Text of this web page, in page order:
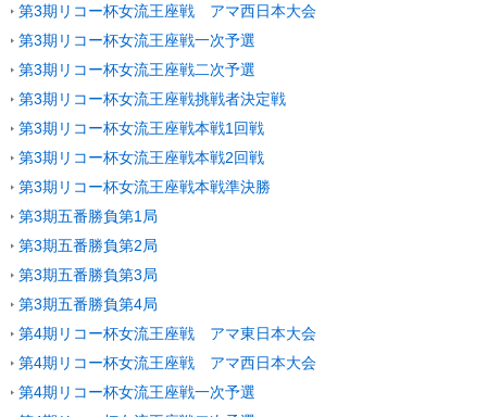
第3期リコー杯女流王座戦 アマ西日本大会
第3期リコー杯女流王座戦一次予選
第3期リコー杯女流王座戦二次予選
第3期リコー杯女流王座戦挑戦者決定戦
第3期リコー杯女流王座戦本戦1回戦
第3期リコー杯女流王座戦本戦2回戦
第3期リコー杯女流王座戦本戦準決勝
第3期五番勝負第1局
第3期五番勝負第2局
第3期五番勝負第3局
第3期五番勝負第4局
第4期リコー杯女流王座戦 アマ東日本大会
第4期リコー杯女流王座戦 アマ西日本大会
第4期リコー杯女流王座戦一次予選